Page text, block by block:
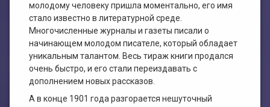
молодому человеку пришла моментально, его имя
стало известно в литературной среде.
Многочисленные журналы и газеты писали о
начинающем молодом писателе, который обладает
уникальным талантом. Весь тираж книги продался
очень быстро, и его стали переиздавать с
дополнением новых рассказов.
А в конце 1901 года разгорается нешуточный